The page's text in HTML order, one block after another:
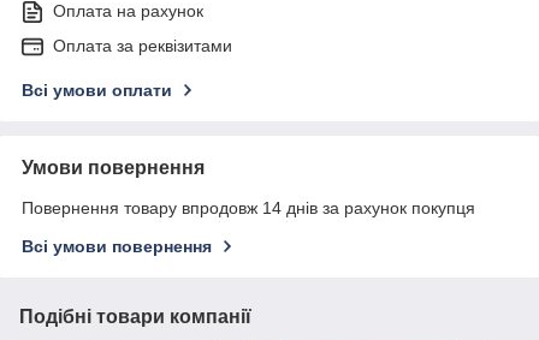
Оплата на рахунок
Оплата за реквізитами
Всі умови оплати
Умови повернення
Повернення товару впродовж 14 днів за рахунок покупця
Всі умови повернення
Подібні товари компанії